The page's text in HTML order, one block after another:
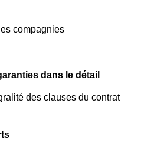
compagnies
dans le détail
des clauses du contrat